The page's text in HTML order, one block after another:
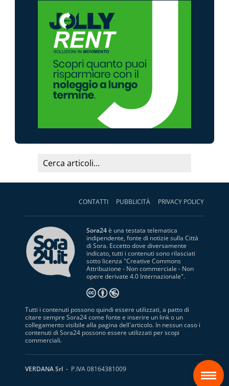
CONTATTI PUBBLICITÀ PRIVACY POLICY
Sora24è una testata telematica
indipendente, fonte di notizie sulla Città
di Sora. Eccetto dove diversamente
indicato, tutti i contenuti sono rilasciati
sotto licenza "Creative Commons
Attribuzione - Non commerciale - Non
opere derivate 4.0 Internazionale".
Tutti i contenuti possono quindi essere utilizzati, a patto di
citare sempre Sora24 come fonte e inserire un link o un
collegamento visibile alla pagina dell'articolo. In nessun caso i
contenuti di Sora24 possono essere utilizzati per scopi
commerciali.
VERDANA Srl - P.IVA 08164381009